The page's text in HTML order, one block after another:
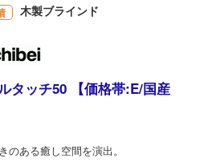
木製ブラインド
タッチ50 【価格帯:E/国産
ある癒し空間を演出。